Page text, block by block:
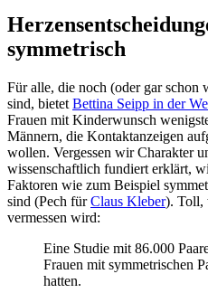
symmetrisch
Für alle, die noch (oder gar schon
sind, bietet Bettina Seipp in der
Frauen mit Kinderwunsch
Männern, die Kontaktanzeigen
wollen. Vergessen wir Charakter
wissenschaftlich fundiert erklärt,
Faktoren wie zum Beispiel
sind (Pech fürClaus Kleber). Toll,
vermessen wird:
Eine Studie mit 86.000
Frauen mit symmetrischen
hatten.